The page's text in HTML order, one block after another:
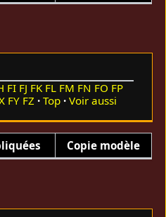
FI FJ FK FL FM FN FO FP
FY FZ Top Voir aussi
Copie modèle